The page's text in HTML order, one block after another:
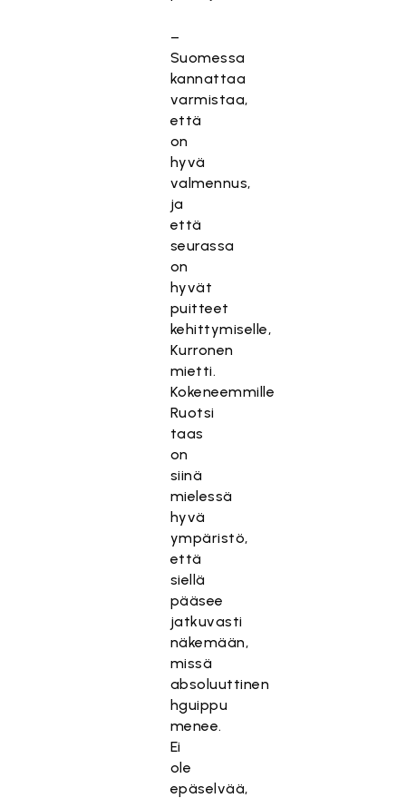
–
Suomessa
kannattaa
varmistaa,
että
on
hyvä
valmennus,
ja
että
seurassa
on
hyvät
puitteet
kehittymiselle,
Kurronen
mietti.
Kokeneemmille
Ruotsi
taas
on
siinä
mielessä
hyvä
ympäristö,
että
siellä
pääsee
jatkuvasti
näkemään,
missä
absoluuttinen
hguippu
menee.
Ei
ole
epäselvää,